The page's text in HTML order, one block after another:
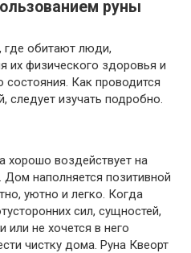
руны
где обитают люди,
их физического здоровья и
Как проводится
изучать подробно.
хорошо воздействует на
наполняется позитивной
уютно и легко. Когда
сил, сущностей,
или не хочется в него
чистку дома. Руна Квеорт